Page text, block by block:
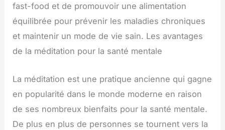
fast-food et de promouvoir une alimentation
équilibrée pour prévenir les maladies chroniques
et maintenir un mode de vie sain. Les avantages
de la méditation pour la santé mentale
La méditation est une pratique ancienne qui gagne
en popularité dans le monde moderne en raison
de ses nombreux bienfaits pour la santé mentale.
De plus en plus de personnes se tournent vers la